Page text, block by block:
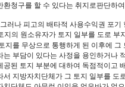
환청구를 할 수 있다는 취지로판단하
러나 피고의 배타적 사용수익권 포
지의 원소유자가 토지 일부를 도로
지를 무상으로 통행하게 된 이후에
는 부담이 있다는 사정을 용인하거나
공된 토지 부분에 대하여 독점적이고
서 지방자치단체가 그 토지 일부를 도